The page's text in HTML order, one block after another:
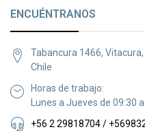
ENCUÉNTRANOS
Tabancura 1466,
Chile
Horas de trabajo:
Lunes a Jueves de 09:30
+56 2 29818704 /